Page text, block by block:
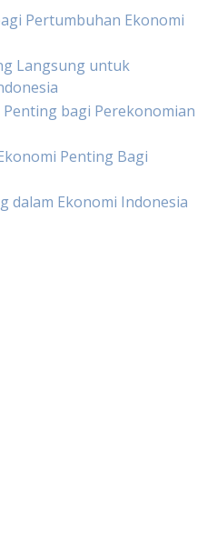
Pertumbuhan Ekonomi
Langsung untuk
bagi Perekonomian
Penting Bagi
dalam Ekonomi Indonesia